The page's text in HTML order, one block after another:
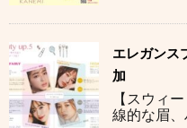
エレガンス
加
【スウィ
線的な眉